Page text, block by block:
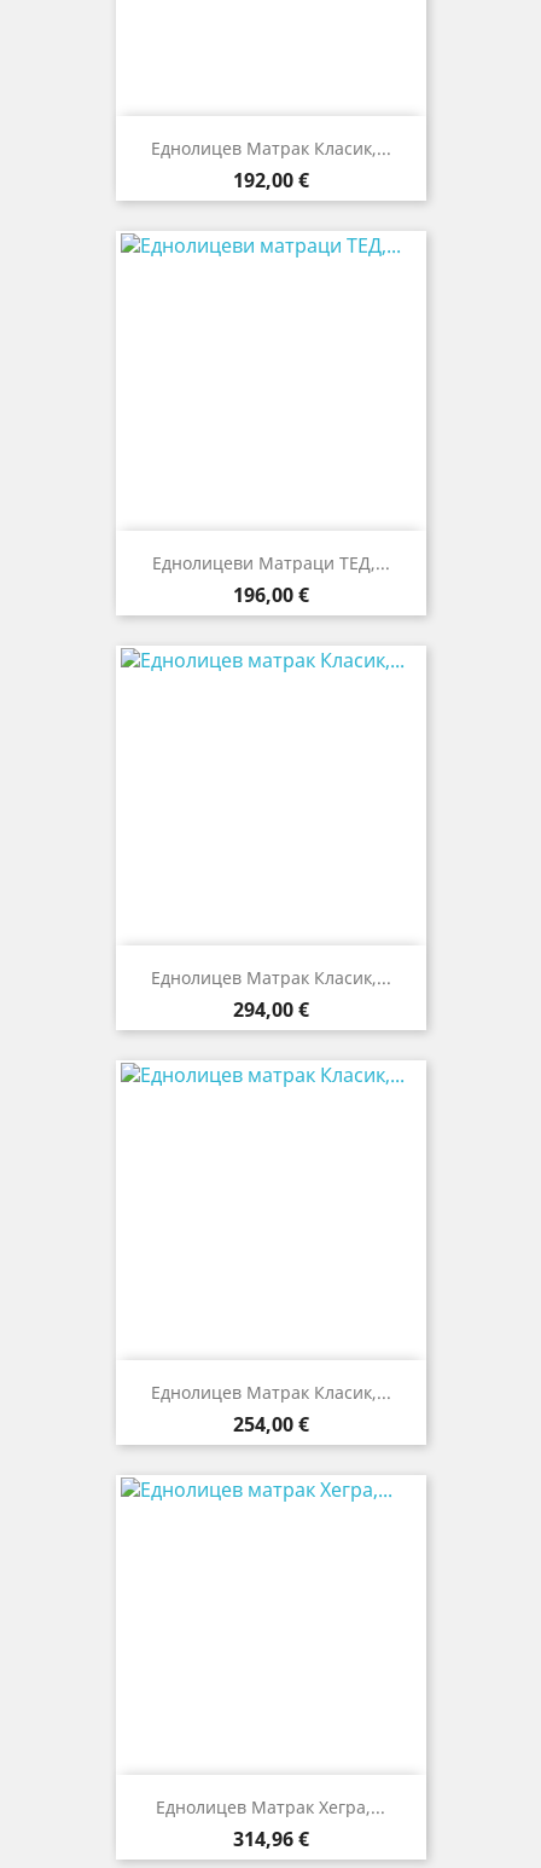
Еднолицев Матрак Класик,...
Цена
192,00 €
Еднолицеви Матраци ТЕД,...
Цена
196,00 €
Еднолицев Матрак Класик,...
Цена
294,00 €
Еднолицев Матрак Класик,...
Цена
254,00 €
Еднолицев Матрак Хегра,...
Цена
314,96 €